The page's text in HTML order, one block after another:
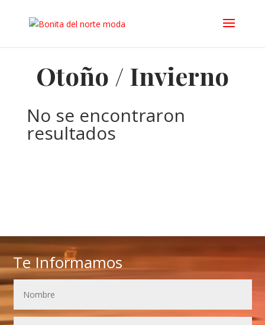
Otoño / Invierno
No se encontraron
resultados
Te Informamos